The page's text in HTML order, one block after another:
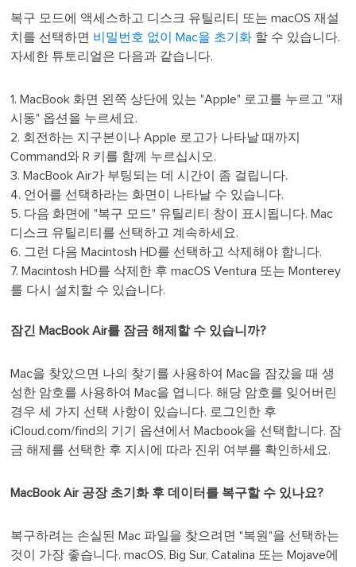
복구 모드에 액세스하고 디스크 유틸리티 또는 macOS 재설
치를 선택하면 비밀번호 없이 Mac을 초기화 할 수 있습니다.
자세한 튜토리얼은 다음과 같습니다.
1. MacBook 화면 왼쪽 상단에 있는 "Apple" 로고를 누르고 "재
시동" 옵션을 누르세요.
2. 회전하는 지구본이나 Apple 로고가 나타날 때까지
Command와 R 키를 함께 누르십시오.
3. MacBook Air가 부팅되는 데 시간이 좀 걸립니다.
4. 언어를 선택하라는 화면이 나타날 수 있습니다.
5. 다음 화면에 "복구 모드" 유틸리티 창이 표시됩니다. Mac
디스크 유틸리티를 선택하고 계속하세요.
6. 그런 다음 Macintosh HD를 선택하고 삭제해야 합니다.
7. Macintosh HD를 삭제한 후 macOS Ventura 또는 Monterey
를 다시 설치할 수 있습니다.
잠긴 MacBook Air를 잠금 해제할 수 있습니까?
Mac을 찾았으면 나의 찾기를 사용하여 Mac을 잠갔을 때 생
성한 암호를 사용하여 Mac을 엽니다. 해당 암호를 잊어버린
경우 세 가지 선택 사항이 있습니다. 로그인한 후
iCloud.com/find의 기기 옵션에서 Macbook을 선택합니다. 잠
금 해제를 선택한 후 지시에 따라 진위 여부를 확인하세요.
MacBook Air 공장 초기화 후 데이터를 복구할 수 있나요?
복구하려는 손실된 Mac 파일을 찾으려면 "복원"을 선택하는
것이 가장 좋습니다. macOS, Big Sur, Catalina 또는 Mojave에